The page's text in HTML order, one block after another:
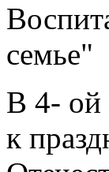
семье"
В 4- ой
к